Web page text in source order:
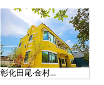
彰化田尾‧金村...